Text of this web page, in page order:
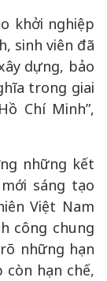
khởi nghiệp
sinh viên đã
dựng, bảo
trong giai
Chí Minh”,
những kết
sáng tạo
Việt Nam
công chung
những hạn
còn hạn chế,